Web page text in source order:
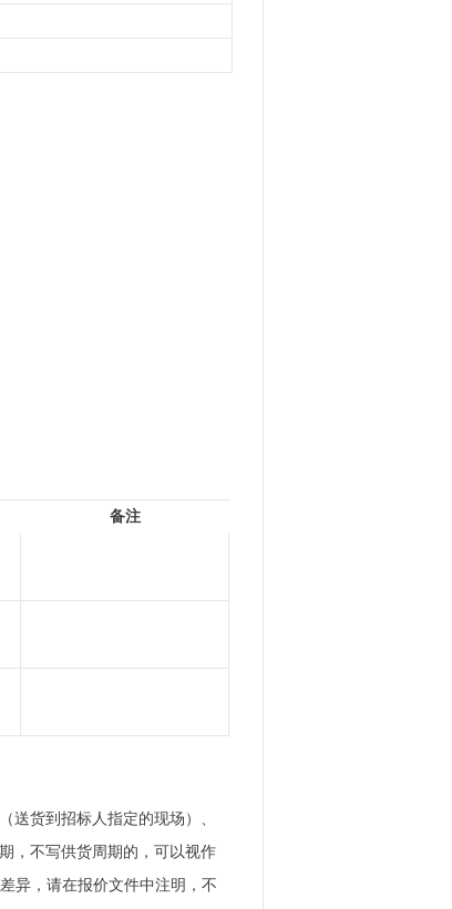
备注
送货到招标人指定的现场）、
，不写供货周期的，可以视作
异，请在报价文件中注明，不